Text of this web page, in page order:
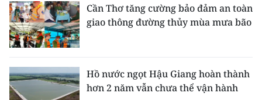
Cần Thơ tăng cường bảo đảm an toàn
giao thông đường thủy mùa mưa bão
Hồ nước ngọt Hậu Giang hoàn thành
hơn 2 năm vẫn chưa thể vận hành